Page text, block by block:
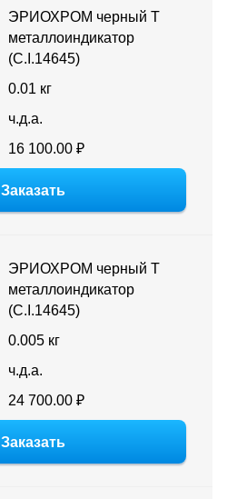
ЭРИОХРОМ черный Т
металлоиндикатор
(C.I.14645)
0.01 кг
ч.д.а.
16 100.00 ₽
Заказать
ЭРИОХРОМ черный Т
металлоиндикатор
(C.I.14645)
0.005 кг
ч.д.а.
24 700.00 ₽
Заказать